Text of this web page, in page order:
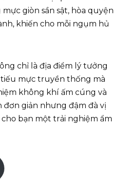
giòn sần sật, hòa quyện
khiến cho mỗi ngụm hủ
chỉ là địa điểm lý tưởng
mực truyền thống mà
không khí ấm cúng và
giản nhưng đậm đà vị
cho bạn một trải nghiệm ẩm